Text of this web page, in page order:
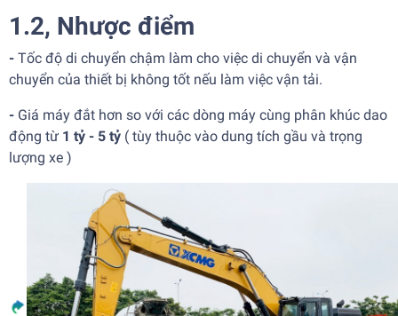
1.2, Nhược điểm
- Tốc độ di chuyển chậm làm cho việc di chuyển và vận
chuyển của thiết bị không tốt nếu làm việc vận tải.
- Giá máy đắt hơn so với các dòng máy cùng phân khúc dao
động từ 1 tỷ - 5 tỷ ( tùy thuộc vào dung tích gầu và trọng
lượng xe )